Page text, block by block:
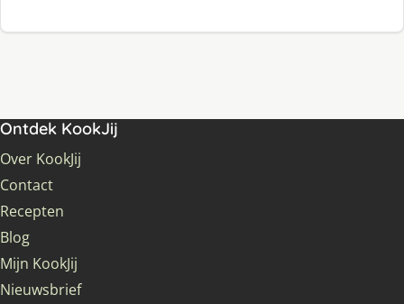
Ontdek KookJij
Over KookJij
Contact
Recepten
Blog
Mijn KookJij
Nieuwsbrief